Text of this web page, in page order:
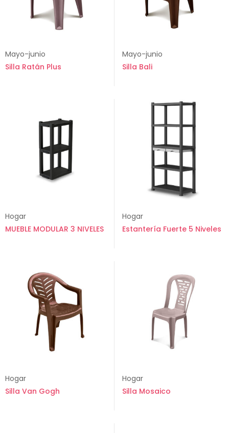
Mayo-junio
Silla Ratán Plus
Mayo-junio
Silla Bali
Hogar
MUEBLE MODULAR 3 NIVELES
Hogar
Estantería Fuerte 5 Niveles
Hogar
Silla Van Gogh
Hogar
Silla Mosaico